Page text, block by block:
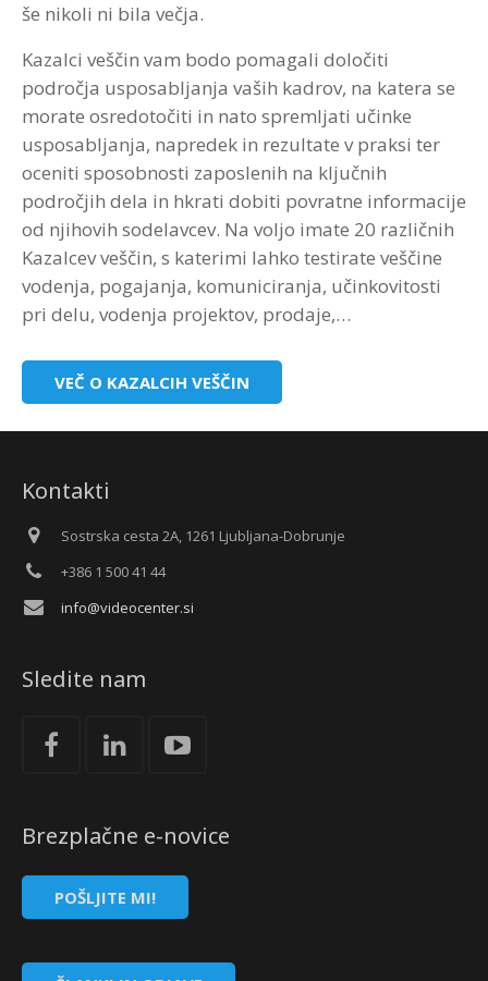
še nikoli ni bila večja.
Kazalci veščin vam bodo pomagali določiti
področja usposabljanja vaših kadrov, na katera se
morate osredotočiti in nato spremljati učinke
usposabljanja, napredek in rezultate v praksi ter
oceniti sposobnosti zaposlenih na ključnih
področjih dela in hkrati dobiti povratne informacije
od njihovih sodelavcev. Na voljo imate 20 različnih
Kazalcev veščin, s katerimi lahko testirate veščine
vodenja, pogajanja, komuniciranja, učinkovitosti
pri delu, vodenja projektov, prodaje,…
VEČ O KAZALCIH VEŠČIN
Kontakti
Sostrska cesta 2A, 1261 Ljubljana-Dobrunje
+386 1 500 41 44
info@videocenter.si
Sledite nam
Brezplačne e-novice
POŠLJITE MI!